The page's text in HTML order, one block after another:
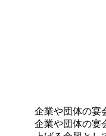
企業や団体の宴
企業や団体の宴